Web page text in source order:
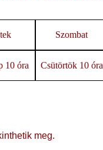
Szombat
10 óra Csütörtök 10 óra
meg.